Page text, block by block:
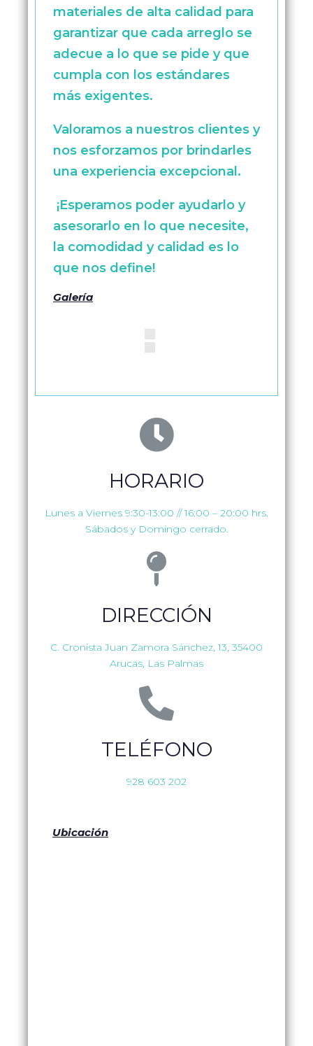
materiales de alta calidad para
garantizar que cada arreglo se
adecue a lo que se pide y que
cumpla con los estándares
más exigentes.
Valoramos a nuestros clientes y
nos esforzamos por brindarles
una experiencia excepcional.
¡Esperamos poder ayudarlo y
asesorarlo en lo que necesite,
la comodidad y calidad es lo
que nos define!
Galería
HORARIO
Lunes a Viernes 9:30-13:00 // 16:00 – 20:00 hrs.
Sábados y Domingo cerrado.
DIRECCIÓN
C. Cronista Juan Zamora Sánchez, 13, 35400
Arucas, Las Palmas
TELÉFONO
928 603 202
Ubicación